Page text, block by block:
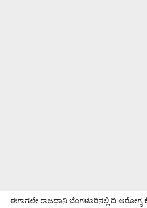
ಈಗಾಗಲೇ ರಾಜಧಾನಿ ಬೆಂಗಳೂರಿನಲ್ಲಿ ದಿ ಆರೋಗ್ಯ